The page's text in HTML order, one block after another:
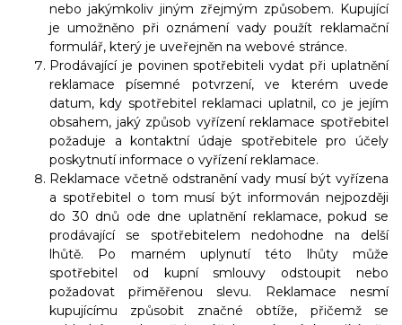
nebo jakýmkoliv jiným zřejmým způsobem. Kupující
je umožněno při oznámení vady použít reklamační
formulář, který je uveřejněn na webové stránce.
Prodávající je povinen spotřebiteli vydat při uplatnění
reklamace písemné potvrzení, ve kterém uvede
datum, kdy spotřebitel reklamaci uplatnil, co je jejím
obsahem, jaký způsob vyřízení reklamace spotřebitel
požaduje a kontaktní údaje spotřebitele pro účely
poskytnutí informace o vyřízení reklamace.
Reklamace včetně odstranění vady musí být vyřízena
a spotřebitel o tom musí být informován nejpozději
do 30 dnů ode dne uplatnění reklamace, pokud se
prodávající se spotřebitelem nedohodne na delší
lhůtě. Po marném uplynutí této lhůty může
spotřebitel od kupní smlouvy odstoupit nebo
požadovat přiměřenou slevu. Reklamace nesmí
kupujícímu způsobit značné obtíže, přičemž se